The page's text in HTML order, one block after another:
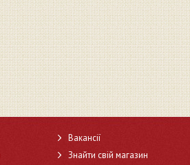
Вакансії
Знайти свій магазин